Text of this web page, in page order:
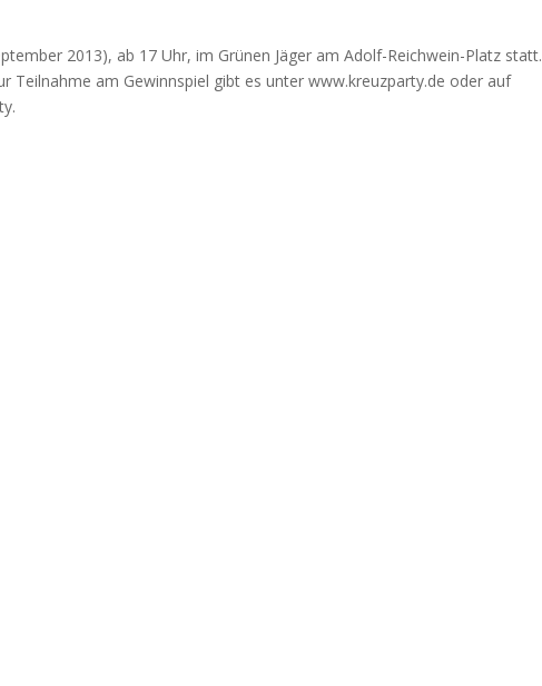
2013), ab 17 Uhr, im Grünen Jäger am Adolf-Reichwein-Platz statt.
Teilnahme am Gewinnspiel gibt es unter www.kreuzparty.de oder auf